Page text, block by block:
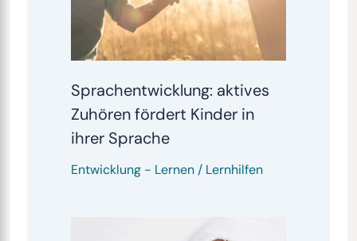
Sprachentwicklung: aktives
Zuhören fördert Kinder in
ihrer Sprache
Entwicklung- Lernen / Lernhilfen